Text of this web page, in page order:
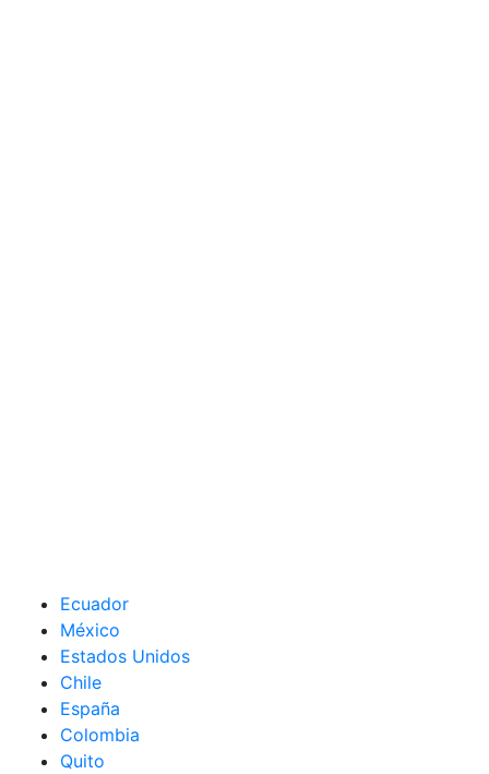
Ecuador
México
Estados Unidos
Chile
España
Colombia
Quito